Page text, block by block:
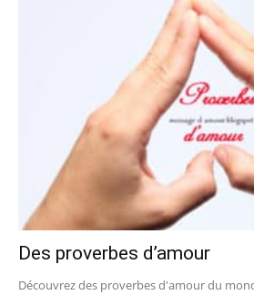
Des proverbes d’amour
Découvrez des proverbes d'amour du